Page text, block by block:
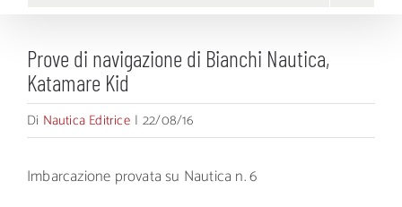
Prove di navigazione di Bianchi Nautica,
Katamare Kid
Di Nautica Editrice | 22/08/16
Imbarcazione provata su Nautica n. 6